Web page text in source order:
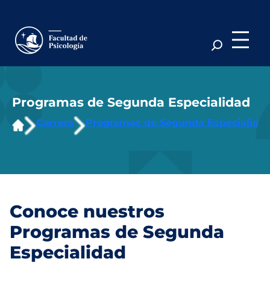
contenido
Programas de Segunda Especialidad
Carrera Programas de Segunda
Conoce nuestros
Programas de Segunda
Especialidad